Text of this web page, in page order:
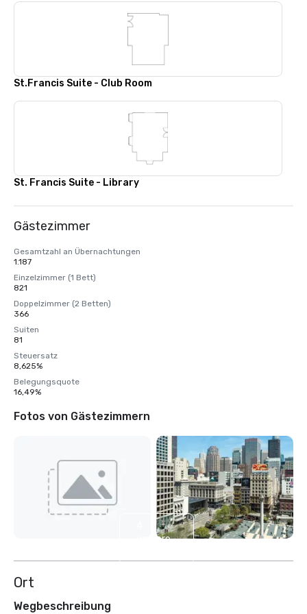
St.Francis Suite - Club Room
St. Francis Suite - Library
Gästezimmer
Gesamtzahl an Übernachtungen
1.187
Einzelzimmer (1 Bett)
821
Doppelzimmer (2 Betten)
366
Suiten
81
Steuersatz
8,625%
Belegungsquote
16,49%
Fotos von Gästezimmern
weitere
Ort
Wegbeschreibung